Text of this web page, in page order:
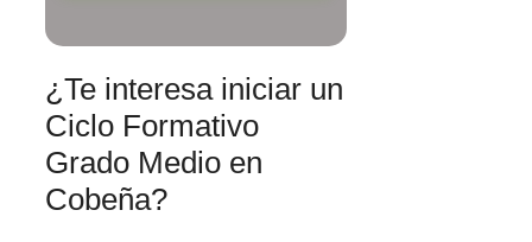
¿Te interesa iniciar un
Ciclo Formativo
Grado Medio en
Cobeña?